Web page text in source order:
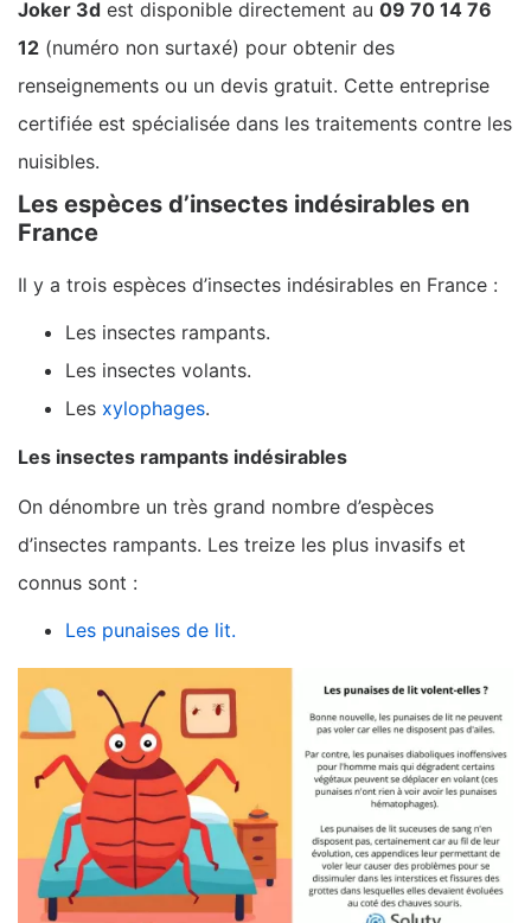
Joker 3d est disponible directement au 09 70 14 76
12 (numéro non surtaxé) pour obtenir des
renseignements ou un devis gratuit. Cette entreprise
certifiée est spécialisée dans les traitements contre les
nuisibles.
Les espèces d’insectes indésirables en
France
Il y a trois espèces d’insectes indésirables en France :
Les insectes rampants.
Les insectes volants.
Les xylophages.
Les insectes rampants indésirables
On dénombre un très grand nombre d’espèces
d’insectes rampants. Les treize les plus invasifs et
connus sont :
Les punaises de lit.